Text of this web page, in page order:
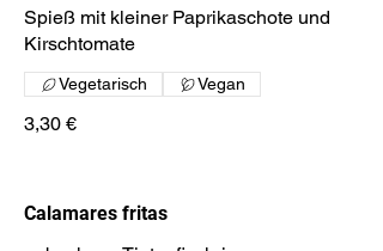
Spieß mit kleiner Paprikaschote und
Kirschtomate
3,30 €
Vegetarisch Vegan
Calamares fritas